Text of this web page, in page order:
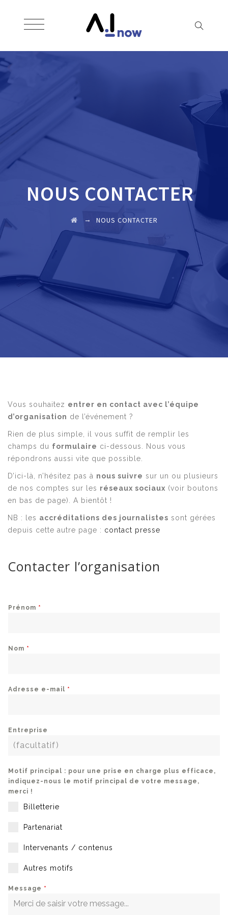
NOUS CONTACTER
→ NOUS CONTACTER
Vous souhaitez entrer en contact avec l’équipe
d’organisation de l’événement ?
Rien de plus simple, il vous suffit de remplir les
champs du formulaire ci-dessous. Nous vous
répondrons aussi vite que possible.
D’ici-là, n’hésitez pas à nous suivre sur un ou plusieurs
de nos comptes sur les réseaux sociaux (voir boutons
en bas de page). A bientôt !
NB : les accréditations des journalistes sont gérées
depuis cette autre page : contact presse
Contacter l’organisation
Prénom *
Nom *
Adresse e-mail *
Entreprise
Motif principal : pour une prise en charge plus efficace,
indiquez-nous le motif principal de votre message,
merci !
Billetterie
Partenariat
Intervenants / contenus
Autres motifs
Message *